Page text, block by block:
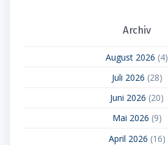
Archiv
August 2026 (4)
Juli 2026 (28)
Juni 2026 (20)
Mai 2026 (9)
April 2026 (16)